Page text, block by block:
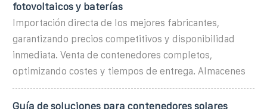
fotovoltaicos y baterías
Importación directa de los mejores fabricantes,
garantizando precios competitivos y disponibilidad
inmediata. Venta de contenedores completos,
optimizando costes y tiempos de entrega. Almacenes
Guía de soluciones para contenedores solares